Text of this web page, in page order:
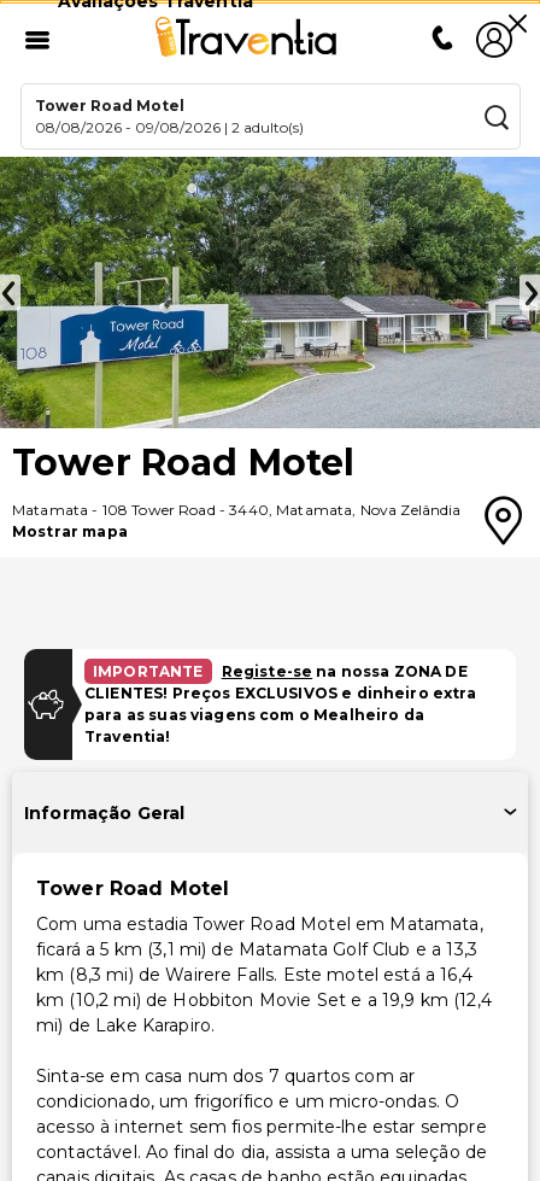
Tower Road Motel
08/08/2026 - 09/08/2026 |2 adulto(s)
Tower Road Motel
Matamata - 108 Tower Road -3440, Matamata, Nova Zelândia
Mostrar mapa
IMPORTANTE Registe-se na nossa ZONA DE
CLIENTES! Preços EXCLUSIVOS e dinheiro extra
para as suas viagens com o Mealheiro da
Traventia!
Informação Geral
Tower Road Motel
Com uma estadia Tower Road Motel em Matamata,
ficará a 5 km (3,1 mi) de Matamata Golf Club e a 13,3
km (8,3 mi) de Wairere Falls. Este motel está a 16,4
km (10,2 mi) de Hobbiton Movie Set e a 19,9 km (12,4
mi) de Lake Karapiro.
Sinta-se em casa num dos 7 quartos com ar
condicionado, um frigorífico e um micro-ondas. O
acesso à internet sem fios permite-lhe estar sempre
contactável. Ao final do dia, assista a uma seleção de